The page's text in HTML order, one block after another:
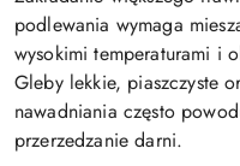
podlewania wymaga
wysokimi temperaturami i
Gleby lekkie, piaszczyste
nawadniania często
przerzedzanie darni.